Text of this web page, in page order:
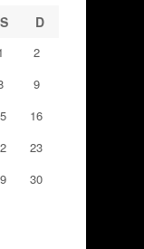
S D
2
9
16
23
30